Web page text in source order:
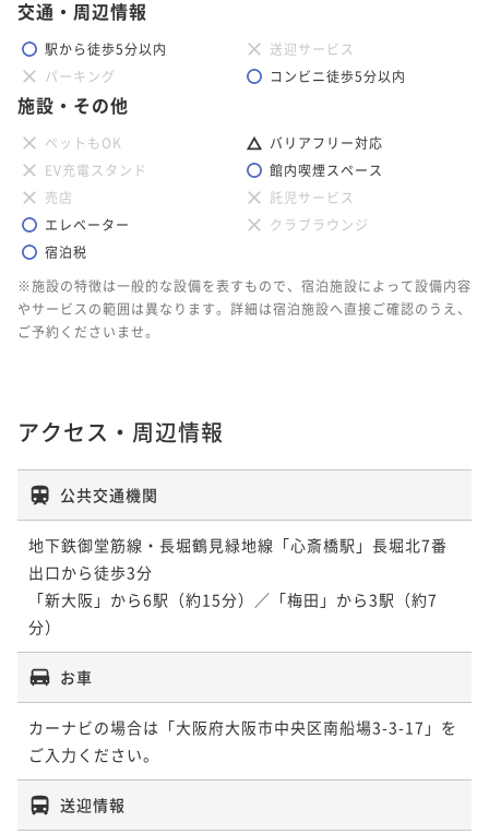
交通・周辺情報
駅から徒歩5分以内
送迎サービス
パーキング
コンビニ徒歩5分以内
施設・その他
ペットもOK
バリアフリー対応
EV充電スタンド
館内喫煙スペース
売店
託児サービス
エレベーター
クラブラウンジ
宿泊税
※施設の特徴は一般的な設備を表すもので、宿泊施設によって設備内容
やサービスの範囲は異なります。詳細は宿泊施設へ直接ご確認のうえ、
ご予約くださいませ。
アクセス・周辺情報
公共交通機関
地下鉄御堂筋線・長堀鶴見緑地線「心斎橋駅」長堀北7番
出口から徒歩3分
「新大阪」から6駅（約15分）／「梅田」から3駅（約7
分）
お車
カーナビの場合は「大阪府大阪市中央区南船場3-3-17」を
送迎情報